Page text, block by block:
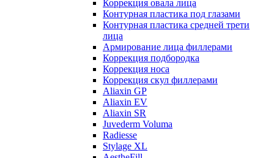
Коррекция овала лица
Контурная пластика под глазами
Контурная пластика средней трети
лица
Армирование лица филлерами
Коррекция подбородка
Коррекция носа
Коррекция скул филлерами
Aliaxin GP
Aliaxin EV
Aliaxin SR
Juvederm Voluma
Radiesse
Stylage XL